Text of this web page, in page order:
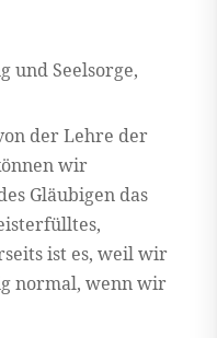
und Seelsorge,
der Lehre der
wir
Gläubigen das
ist es, weil wir
normal, wenn wir